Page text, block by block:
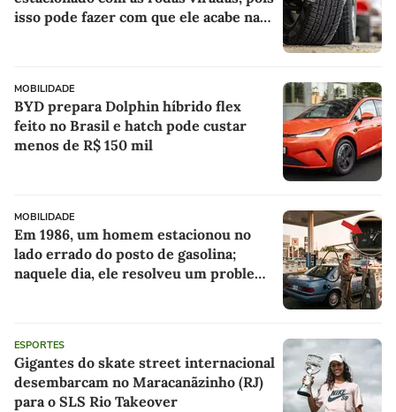
isso pode fazer com que ele acabe na
MOBILIDADE
BYD prepara Dolphin híbrido flex
feito no Brasil e hatch pode custar
menos de R$ 150 mil
MOBILIDADE
Em 1986, um homem estacionou no
lado errado do posto de gasolina;
naquele dia, ele resolveu um problema
ESPORTES
Gigantes do skate street internacional
desembarcam no Maracanãzinho (RJ)
para o SLS Rio Takeover